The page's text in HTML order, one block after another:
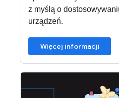
z myślą o
urządzeń.
Więcej informacji